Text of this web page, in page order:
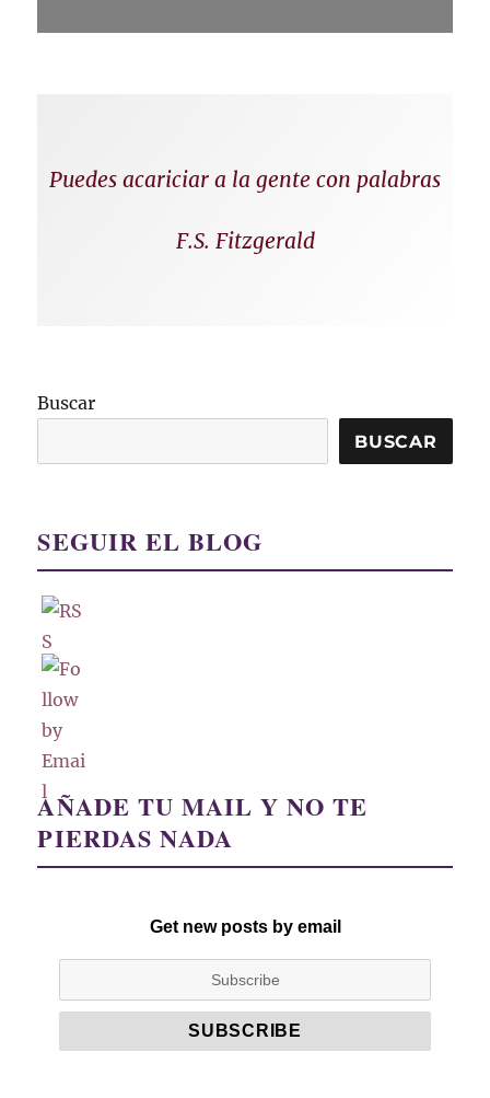
Puedes acariciar a la gente con palabras
F.S. Fitzgerald
Buscar
BUSCAR
SEGUIR EL BLOG
AÑADE TU MAIL Y NO TE
PIERDAS NADA
Get new posts by email